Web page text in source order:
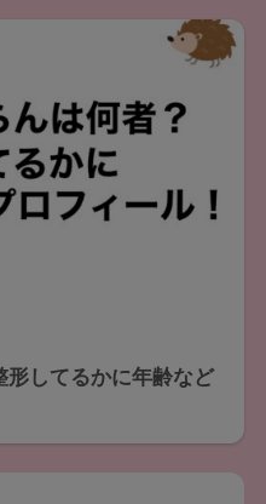
形してるかに年齢など